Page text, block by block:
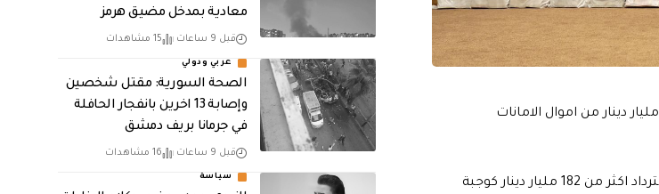
اعلن رئيس مجلس الوزراء محمد شياع السوداني، اليوم الاحد، استرداد اكثر من 182 مليار دينار من اموال الامانات
وقال السوداني في كلمة له تابعتها “الرشيد”، ان “الجهات المختصة تمكنت من استرداد اكثر من 182 مليار دينار كوجبة
معادية بمدخل مضيق هرمز
قبل 9 ساعات 15 مشاهدات
عربي ودولي
الصحة السورية: مقتل شخصين
وإصابة 13 اخرين بانفجار الحافلة
في جرمانا بريف دمشق
قبل 9 ساعات 16 مشاهدات
سياسة